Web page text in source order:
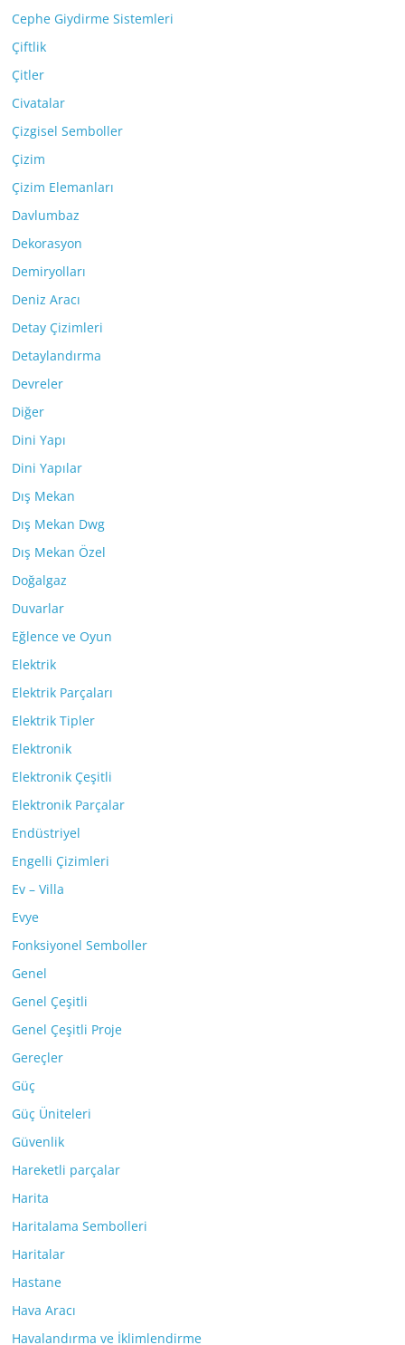
Cephe Giydirme Sistemleri
Çiftlik
Çitler
Civatalar
Çizgisel Semboller
Çizim
Çizim Elemanları
Davlumbaz
Dekorasyon
Demiryolları
Deniz Aracı
Detay Çizimleri
Detaylandırma
Devreler
Diğer
Dini Yapı
Dini Yapılar
Dış Mekan
Dış Mekan Dwg
Dış Mekan Özel
Doğalgaz
Duvarlar
Eğlence ve Oyun
Elektrik
Elektrik Parçaları
Elektrik Tipler
Elektronik
Elektronik Çeşitli
Elektronik Parçalar
Endüstriyel
Engelli Çizimleri
Ev – Villa
Evye
Fonksiyonel Semboller
Genel
Genel Çeşitli
Genel Çeşitli Proje
Gereçler
Güç
Güç Üniteleri
Güvenlik
Hareketli parçalar
Harita
Haritalama Sembolleri
Haritalar
Hastane
Hava Aracı
Havalandırma ve İklimlendirme